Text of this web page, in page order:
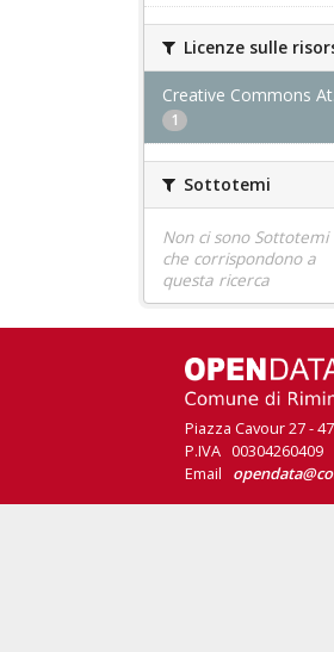
Licenze sulle
Creative Commons
1
Sottotemi
Non ci sono Sottotemi
che corrispondono a
questa ricerca
Piazza Cavour 27 -
P.IVA 00304260409
Email